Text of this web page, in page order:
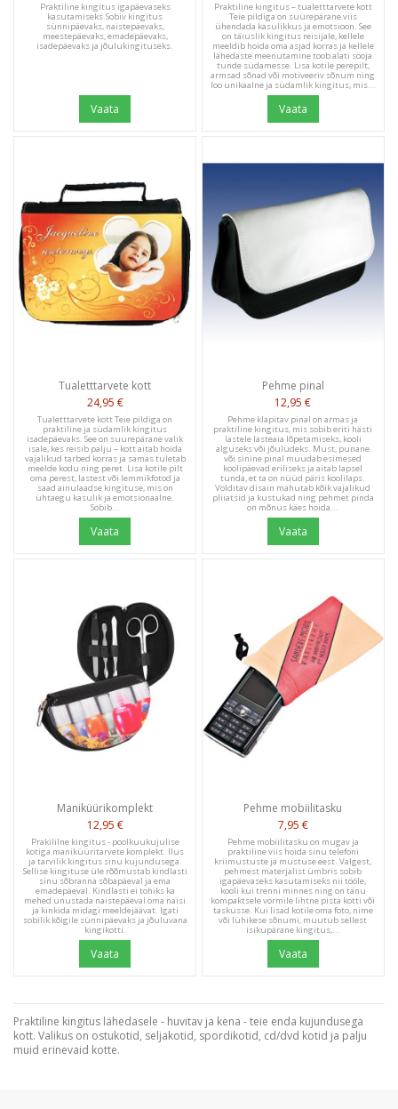
Praktiline kingitus igapäevaseks
kasutamiseks.Sobiv kingitus
sünnipäevaks, naistepäevaks,
meestepäevaks, emadepäevaks,
isadepäevaks ja jõulukingituseks.
Vaata
Praktiline kingitus – tualetttarvete kott
Teie pildiga on suurepärane viis
ühendada kasulikkus ja emotsioon. See
on täiuslik kingitus reisijale, kellele
meeldib hoida oma asjad korras ja kellele
lähedaste meenutamine toob alati sooja
tunde südamesse. Lisa kotile perepilt,
armsad sõnad või motiveeriv sõnum ning
loo unikaalne ja südamlik kingitus, mis...
Vaata
Tualetttarvete kott
24,95 €
Tualetttarvete kott Teie pildiga on
praktiline ja südamlik kingitus
isadepäevaks. See on suurepärane valik
isale, kes reisib palju – kott aitab hoida
vajalikud tarbed korras ja samas tuletab
meelde kodu ning peret. Lisa kotile pilt
oma perest, lastest või lemmikfotod ja
saad ainulaadse kingituse, mis on
ühtaegu kasulik ja emotsionaalne.
Sobib...
Vaata
Pehme pinal
12,95 €
Pehme klapitav pinal on armas ja
praktiline kingitus, mis sobib eriti hästi
lastele lasteaia lõpetamiseks, kooli
alguseks või jõuludeks. Must, punane
või sinine pinal muudab esimesed
koolipäevad eriliseks ja aitab lapsel
tunda, et ta on nüüd päris koolilaps.
Volditav disain mahutab kõik vajalikud
pliiatsid ja kustukad ning pehmet pinda
on mõnus käes hoida...
Vaata
Maniküürikomplekt
12,95 €
Prakililne kingitus - poolkuukujulise
kotiga maniküüritarvete komplekt. Ilus
ja tarvilik kingitus sinu kujundusega.
Sellise kingituse üle rõõmustab kindlasti
sinu sõbranna sõbapäeval ja ema
emadepäeval. Kindlasti ei tohiks ka
mehed unustada naistepäeval oma naisi
ja kinkida midagi meeldejäävat. Igati
sobilik kõigile sünnipäevaks ja jõuluvana
kingikotti.
Vaata
Pehme mobiilitasku
7,95 €
Pehme mobiilitasku on mugav ja
praktiline viis hoida sinu telefoni
kriimustuste ja mustuse eest. Valgest,
pehmest materjalist ümbris sobib
igapäevaseks kasutamiseks nii tööle,
kooli kui trenni minnes ning on tänu
kompaktsele vormile lihtne pista kotti või
taskusse. Kui lisad kotile oma foto, nime
või lühikese sõnumi, muutub sellest
isikupärane kingitus,...
Vaata
Praktiline kingitus lähedasele - huvitav ja kena - teie enda kujundusega
kott. Valikus on ostukotid, seljakotid, spordikotid, cd/dvd kotid ja palju
muid erinevaid kotte.